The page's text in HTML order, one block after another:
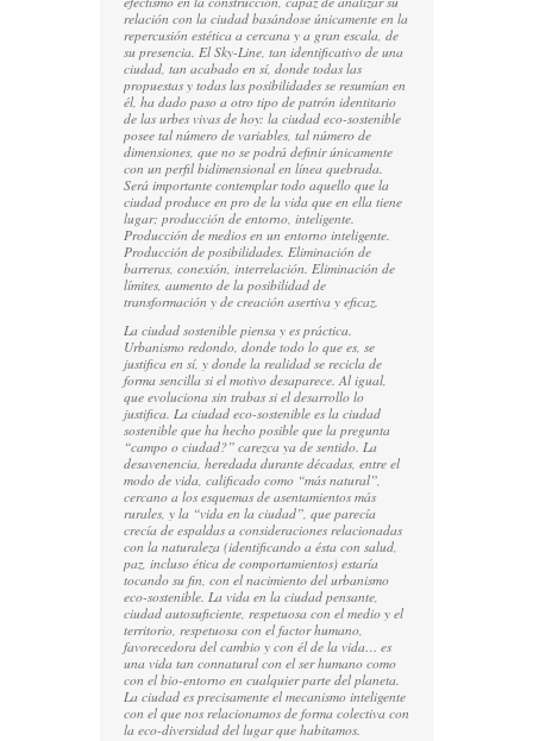
relación con la ciudad basándose únicamente en la
repercusión estética a cercana y a gran escala, de
su presencia. El Sky-Line, tan identificativo de una
ciudad, tan acabado en sí, donde todas las
propuestas y todas las posibilidades se resumían en
él, ha dado paso a otro tipo de patrón identitario
de las urbes vivas de hoy: la ciudad eco-sostenible
posee tal número de variables, tal número de
dimensiones, que no se podrá definir únicamente
con un perfil bidimensional en línea quebrada.
Será importante contemplar todo aquello que la
ciudad produce en pro de la vida que en ella tiene
lugar; producción de entorno, inteligente.
Producción de medios en un entorno inteligente.
Producción de posibilidades. Eliminación de
barreras, conexión, interrelación. Eliminación de
límites, aumento de la posibilidad de
transformación y de creación asertiva y eficaz.
La ciudad sostenible piensa y es práctica.
Urbanismo redondo, donde todo lo que es, se
justifica en sí, y donde la realidad se recicla de
forma sencilla si el motivo desaparece. Al igual,
que evoluciona sin trabas si el desarrollo lo
justifica. La ciudad eco-sostenible es la ciudad
sostenible que ha hecho posible que la pregunta
“campo o ciudad?” carezca ya de sentido. La
desavenencia, heredada durante décadas, entre el
modo de vida, calificado como “más natural”,
cercano a los esquemas de asentamientos más
rurales, y la “vida en la ciudad”, que parecía
crecía de espaldas a consideraciones relacionadas
con la naturaleza (identificando a ésta con salud,
paz, incluso ética de comportamientos) estaría
tocando su fin, con el nacimiento del urbanismo
eco-sostenible. La vida en la ciudad pensante,
ciudad autosuficiente, respetuosa con el medio y el
territorio, respetuosa con el factor humano,
favorecedora del cambio y con él de la vida… es
una vida tan connatural con el ser humano como
con el bio-entorno en cualquier parte del planeta.
La ciudad es precisamente el mecanismo inteligente
con el que nos relacionamos de forma colectiva con
la eco-diversidad del lugar que habitamos.